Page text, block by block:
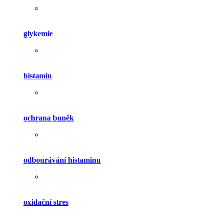
glykemie
histamin
ochrana buněk
odbourávání histaminu
oxidační stres